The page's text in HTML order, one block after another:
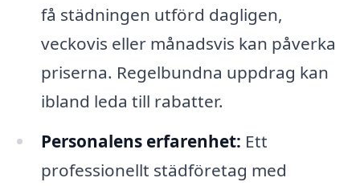
få städningen utförd dagligen,
veckovis eller månadsvis kan påverka
priserna. Regelbundna uppdrag kan
ibland leda till rabatter.
Personalens erfarenhet: Ett
professionellt städföretag med